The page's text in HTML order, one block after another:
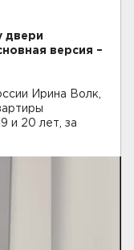
двери
версия –
Ирина Волк,
и 20 лет, за